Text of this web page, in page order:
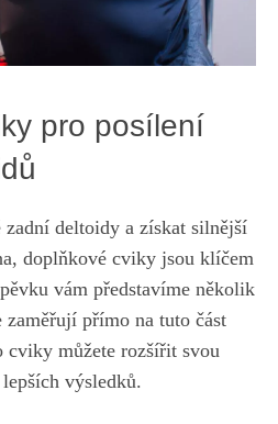
pro posílení
zadní deltoidy a získat silnější
doplňkové cviky jsou klíčem
vám představíme několik
přímo na tuto část
cviky můžete rozšířit svou
výsledků.